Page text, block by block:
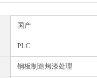
国产
PLC
钢板制造烤漆处理